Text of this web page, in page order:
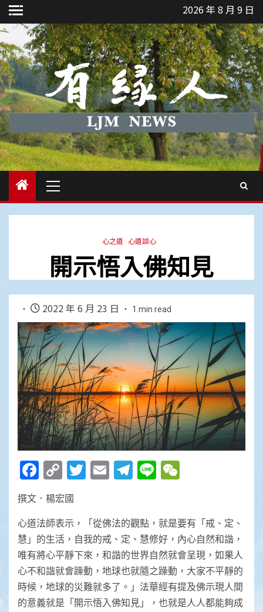
Skip
to
content
2026 年 8 月 9 日
Menu
心之道 心道談心
開示悟入佛知見
2022 年 6 月 23 日 1 min read
Facebook
Copy
Link
Twitter
EmailTelegram
Line
撰文．楊宏國
心道法師表示，「從佛法的觀點，就是要有「戒、定、
慧」的生活，自我的戒、定、慧修好，內心自然和諧，
唯有將心平靜下來，和諧的世界自然就會呈現，如果人
心不和諧就會躁動，地球也就隨之躁動，大家不平靜的
時候，地球的災難就多了。」法華經有提及佛示現人間
的意義就是「開示悟入佛知見」，也就是人人都能夠成